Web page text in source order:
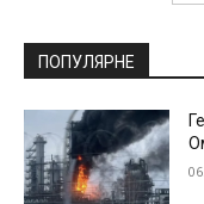
ПОПУЛЯРНЕ